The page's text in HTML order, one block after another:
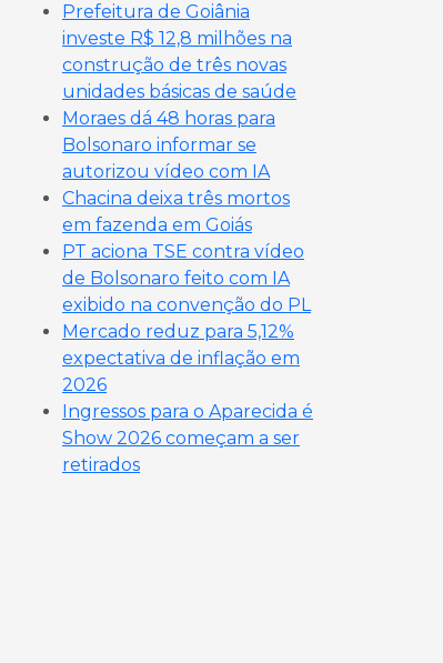
Prefeitura de Goiânia
investe R$ 12,8 milhões na
construção de três novas
unidades básicas de saúde
Moraes dá 48 horas para
Bolsonaro informar se
autorizou vídeo com IA
Chacina deixa três mortos
em fazenda em Goiás
PT aciona TSE contra vídeo
de Bolsonaro feito com IA
exibido na convenção do PL
Mercado reduz para 5,12%
expectativa de inflação em
2026
Ingressos para o Aparecida é
Show 2026 começam a ser
retirados